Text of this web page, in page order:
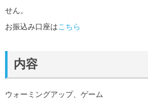
せん。
お振込み口座はこちら
内容
ウォーミングアップ、ゲーム